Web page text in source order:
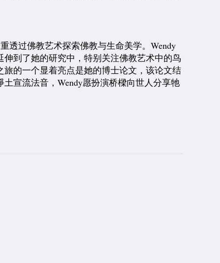
透过佛教艺术探索佛教与生命美学。Wendy
到了她的研究中，特别关注佛教艺术中的鸟
的一个显着亮点是她的博士论文，该论文结
宣流法音，Wendy愿扮演桥樑向世人分享牠